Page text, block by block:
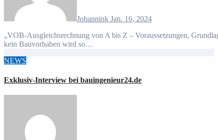
Johannink Jan. 16, 2024
„VOB-Ausgleichsrechnung von A bis Z – Voraussetzungen, Grundlagen, Berechnungsmethoden und Sichtweisen“ So gut wie
kein Bauvorhaben wird so…
NEWS
Exklusiv-Interview bei bauingenieur24.de